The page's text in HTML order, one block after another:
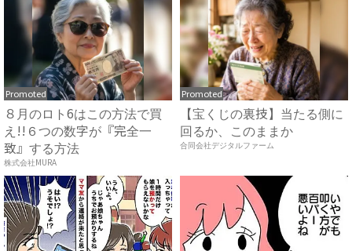
Promoted
８月のロト6はこの方法で買
え!!６つの数字が『完全一
致』する方法
株式会社MURA
Promoted
【宝くじの裏技】当たる側に
回るか、このままか
合同会社デジタルファーム